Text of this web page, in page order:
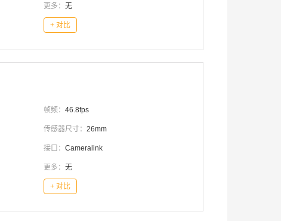
更多： 无
+ 对比
帧频： 46.8fps
传感器尺寸： 26mm
接口： Cameralink
更多： 无
+ 对比